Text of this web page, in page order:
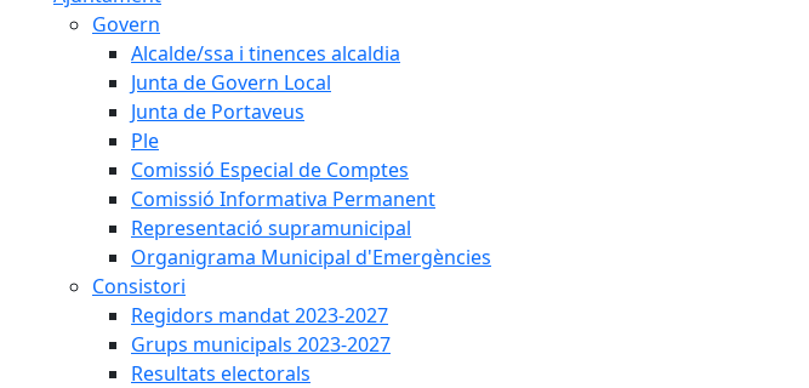
Govern
Alcalde/ssa i tinences alcaldia
Junta de Govern Local
Junta de Portaveus
Ple
Comissió Especial de Comptes
Comissió Informativa Permanent
Representació supramunicipal
Organigrama Municipal d'Emergències
Consistori
Regidors mandat 2023-2027
Grups municipals 2023-2027
Resultats electorals